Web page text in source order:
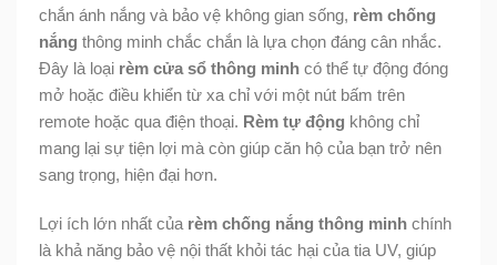
chắn ánh nắng và bảo vệ không gian sống, rèm chống
nắng thông minh chắc chắn là lựa chọn đáng cân nhắc.
Đây là loại rèm cửa sổ thông minh có thể tự động đóng
mở hoặc điều khiển từ xa chỉ với một nút bấm trên
remote hoặc qua điện thoại. Rèm tự động không chỉ
mang lại sự tiện lợi mà còn giúp căn hộ của bạn trở nên
sang trọng, hiện đại hơn.
Lợi ích lớn nhất của rèm chống nắng thông minh chính
là khả năng bảo vệ nội thất khỏi tác hại của tia UV, giúp